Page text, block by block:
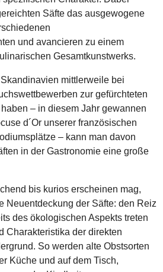
Säfte das ausgewogene
und avancieren zu einem
Gesamtkunstwerks.
mittlerweile bei
zur gefürchteten
– in diesem Jahr gewannen
d´Or unserer französischen
– kann man davon
in der Gastronomie eine große
bis kurios erscheinen mag,
Neuentdeckung der Säfte: den Reiz
des ökologischen Aspekts treten
Charakteristika der direkten
So werden alte Obstsorten
Küche und auf dem Tisch,